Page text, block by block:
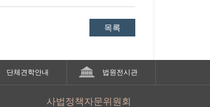
목록
단체견학안내 법원전시관
사법정책자문위원회